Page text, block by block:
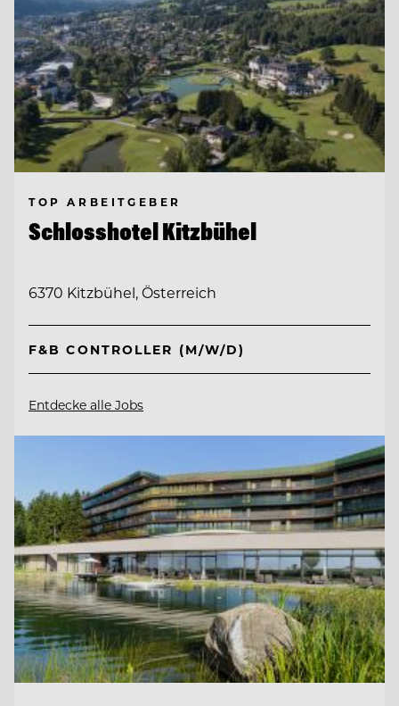
TOP ARBEITGEBER
Schlosshotel Kitzbühel
6370 Kitzbühel, Österreich
F&B CONTROLLER (M/W/D)
Entdecke alle Jobs